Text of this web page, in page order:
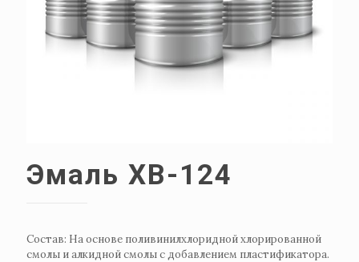
Эмаль ХВ-124
Состав: На основе поливинилхлоридной хлорированной
смолы и алкидной смолы с добавлением пластификатора.